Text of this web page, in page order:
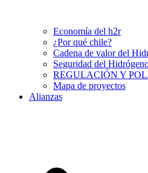
Economía del h2r
¿Por qué chile?
Cadena de valor del
Seguridad del
REGULACIÓN Y
Mapa de proyectos
Alianzas